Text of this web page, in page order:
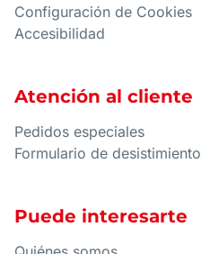
Configuración de Cookies
Accesibilidad
Atención al cliente
Pedidos especiales
Formulario de desistimiento
Puede interesarte